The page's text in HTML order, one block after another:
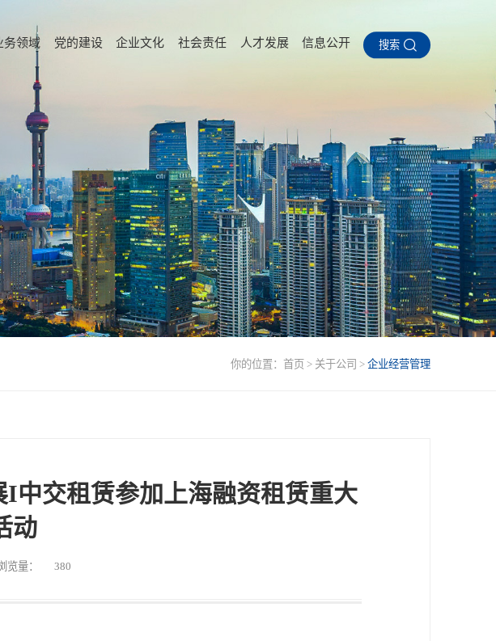
务领域 党的建设 企业文化 社会责任 人才发展 信息公开
你的位置：首页 > 关于公司 >企业经营管理
中交租赁参加上海融资租赁重大
动
览量： 380